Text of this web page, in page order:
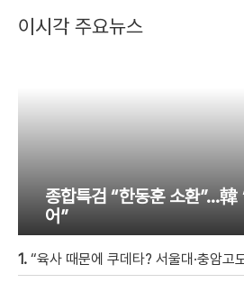
이시각 주요뉴스
종합특검 “한동훈 소환”…韓
어”
1. “육사 때문에 쿠데타? 서울대·충암고도 없애라” 이 대통령 ‘